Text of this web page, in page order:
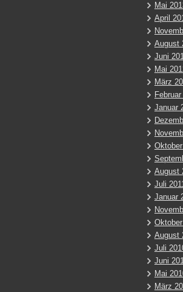
Mai
April
August
Juni
Mai
März
Januar
August
Juli
Januar
August
Juli
Juni
Mai
März